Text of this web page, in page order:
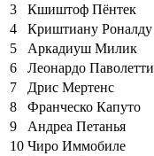
3
Кшиштоф Пёнтек
4
Криштиану Роналду
5
Аркадиуш Милик
6
Леонардо Паволетти
7
Дрис Мертенс
8
Франческо Капуто
9
Андреа Петанья
10 Чиро Иммобиле